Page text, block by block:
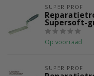
SUPER PROF
Supersoft-
Op voorraad
SUPER PROF